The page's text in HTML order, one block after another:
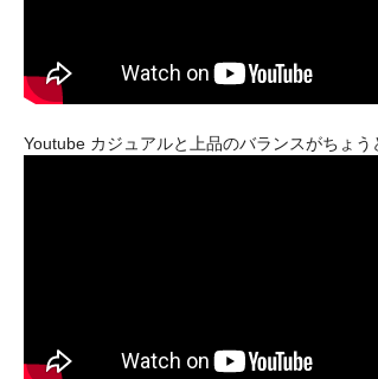
Youtube カジュアルと上品のバランスがちょう